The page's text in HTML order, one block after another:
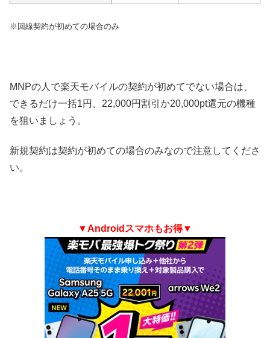
※回線契約が初めての場合のみ
MNPの人で楽天モバイルの契約が初めてでない場合は、
できるだけ一括1円、22,000円割引か20,000pt還元の機種
を狙いましょう。
新規契約は契約が初めての場合のみなので注意してくださ
い。
▼Androidスマホもお得▼